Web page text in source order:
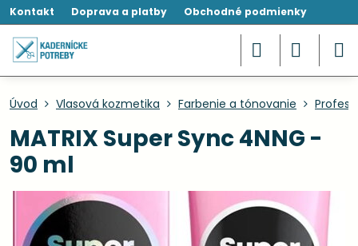
Kontakt Doprava a platby Obchodné podmienky
Úvod Vlasová kozmetika Farbenie a tónovanie
MATRIX Super Sync 4NNG -
90 ml